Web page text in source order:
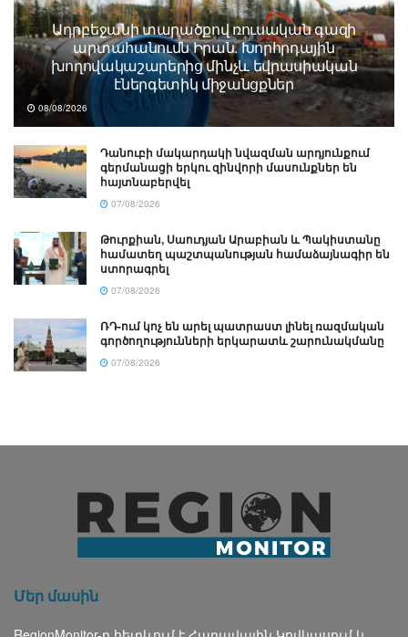
Ադրբեջանի տարածքով ռուսական գազի
արտահանումն Իրան. Խորհրդային
խողովակաշարերից մինչև եվրասիական
էներգետիկ միջանցքներ
08/08/2026
Դանուբի մակարդակի նվազման արդյունքում
գերմանացի երկու զինվորի մասունքներ են
հայտնաբերվել
07/08/2026
Թուրքիան, Սաուդյան Արաբիան և Պակիստանը
համատեղ պաշտպանության համաձայնագիր են
ստորագրել
07/08/2026
ՌԴ-ում կոչ են արել պատրաստ լինել ռազմական
գործողությունների երկարատև շարունակմանը
07/08/2026
Մեր մասին